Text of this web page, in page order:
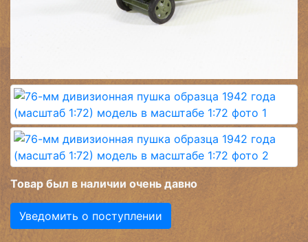
Товар был в наличии очень давно
Уведомить о поступлении